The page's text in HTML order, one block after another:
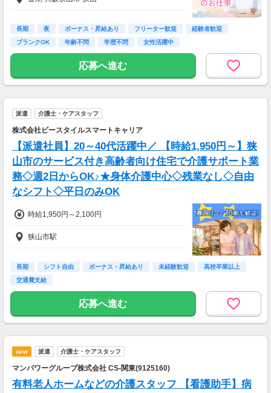
長期 夜 ボーナス・昇給あり フリーター歓迎
経験者歓迎
ブランクOK
年齢不問 学歴不問 女性活躍中
応募へ進む
派遣 介護士・ケアスタッフ
株式会社ビースタイルスマートキャリア
【派遣社員】20～40代活躍中／ 【時給1,950円～】狭
山市のサービス付き高齢者向け住宅で介護サポート業
務◇週2日からOK♪★身体介護中心◇残業なし◇自由
なシフト◇平日のみOK
時給1,950円～2,100円
狭山市駅
長期 シフト自由 ボーナス・昇給あり 未経験歓迎
高校卒業以上
交通費支給
応募へ進む
new 派遣 介護士・ケアスタッフ
マンパワーグループ株式会社 CS-関東(9125160)
有料老人ホームなどの介護スタッフ 【看護助手】病